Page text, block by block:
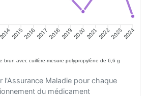
20142015201620172018201920202021202220232024
brun avec cuillère-mesure polypropylène de 6,6 g
l'Assurance Maladie pour chaque
du médicament